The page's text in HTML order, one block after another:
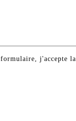
j'accepte la